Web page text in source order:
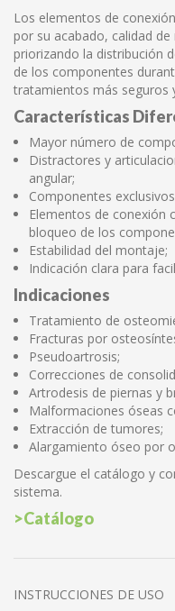
Los elementos de
por su acabado, calidad
priorizando la distribución
de los componentes
tratamientos más seguros
Características
Mayor número de
Distractores y
angular;
Componentes
Elementos de conexión
bloqueo de los
Estabilidad del montaje;
Indicación clara para
Indicaciones
Tratamiento de
Fracturas por
Pseudoartrosis;
Correcciones de
Artrodesis de piernas y
Malformaciones óseas
Extracción de tumores;
Alargamiento óseo por
Descargue el catálogo y
sistema.
>Catálogo
INSTRUCCIONES DE USO